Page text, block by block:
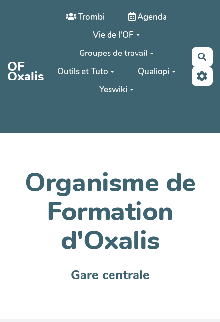
Aller au contenu principal
OF
Oxalis
Trombi
Agenda
Vie de l'OF
Groupes de travail
Outils et Tuto
Qualiopi
Yeswiki
Organisme de
Formation
d'Oxalis
Gare centrale